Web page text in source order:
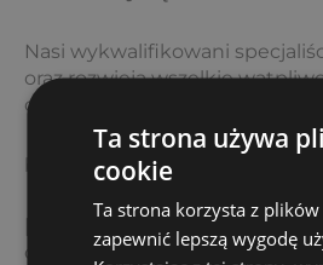
Nasi wykwalifikowani
oraz rozwieją wszelkie
odkurzacza centralnego!
biuro@ziterm.pl
[page-generator-pro-related-
orderby=”rand” order=”asc”
Ta strona używa
cookie
Ta strona korzysta z
zapewnić lepszą wygodę